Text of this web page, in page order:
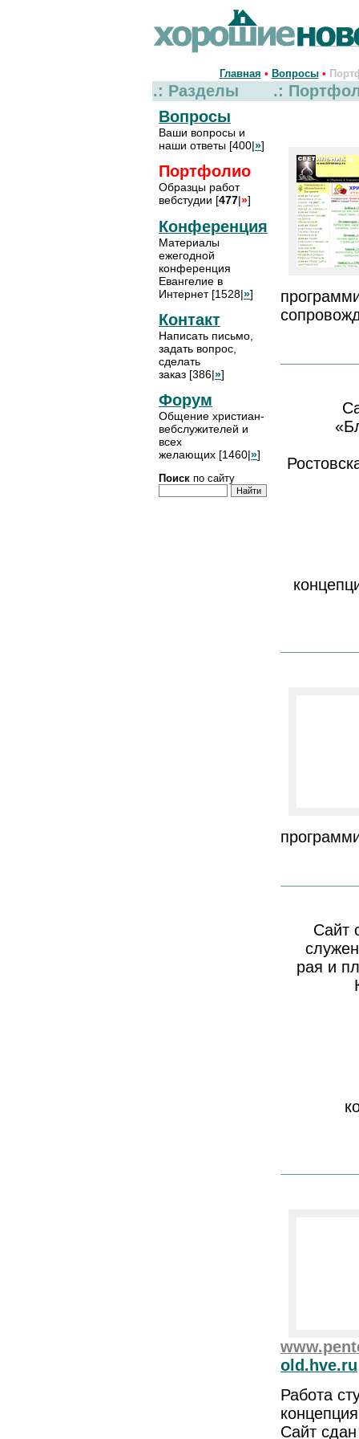
Главная • Вопросы•
.: Разделы
.:
Вопросы
Ваши вопросы и
наши ответы [400|»]
Портфолио
Образцы работ
вебстудии [477|»]
Конференция
Материалы
ежегодной
конференция
Евангелие в
Интернет [1528|»]
Контакт
Написать письмо,
задать вопрос,
сделать
заказ [386|»]
Форум
Общение христиан-
вебслужителей и
всех
желающих [1460|»]
Поиск по сайту
Сайт
рая и
old.hve.ru
Работа
Сайт